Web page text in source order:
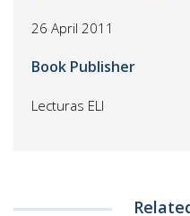
26 April 2011
Book Publisher
Lecturas ELI